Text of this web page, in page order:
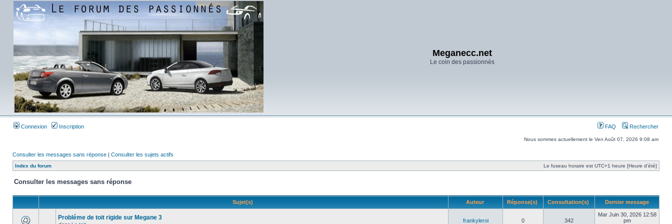
Meganecc.net
Le coin des passionnés
Connexion Inscription FAQ Rechercher
Nous sommes actuellement le Ven Août 07, 2026 9:08 am
Consulter les messages sans réponse | Consulter les sujets actifs
Index du forum Le fuseau horaire est UTC+1 heure [Heure d’été]
Consulter les messages sans réponse
Sujet(s) Auteur Réponse(s) Consultation(s) Dernier message
Probléme de toit rigide sur Megane 3 frankyleroi 0 342
Mar Juin 30, 2026 12:58
pm